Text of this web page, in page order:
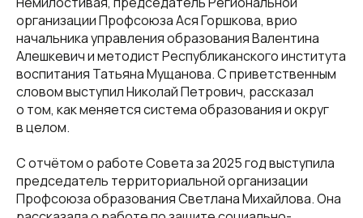
организации Профсоюза Ася Горшкова, врио
начальника управления образования Валентина
Алешкевич и методист Республиканского института
воспитания Татьяна Мущанова. С приветственным
словом выступил Николай Петрович, рассказал
о том, как меняется система образования и округ
в целом.
С отчётом о работе Совета за 2025 год выступила
председатель территориальной организации
Профсоюза образования Светлана Михайлова. Она